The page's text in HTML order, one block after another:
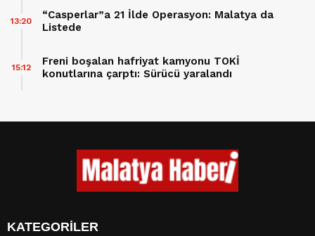
“Casperlar”a 21 İlde Operasyon: Malatya da
Listede
13:20
Freni boşalan hafriyat kamyonu TOKİ
konutlarına çarptı: Sürücü yaralandı
15:12
KATEGORİLER